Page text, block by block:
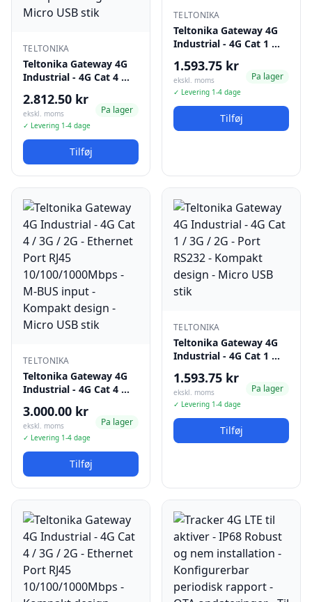
TELTONIKA
Teltonika Gateway 4G
Industrial - 4G Cat 4 …
2.812.50 kr
ekskl. moms
✓ Levering 1-4 dage
Pa lager
Tilføj
TELTONIKA
Teltonika Gateway 4G
Industrial - 4G Cat 1 …
1.593.75 kr
ekskl. moms
✓ Levering 1-4 dage
Pa lager
Tilføj
TELTONIKA
Teltonika Gateway 4G
Industrial - 4G Cat 4 …
3.000.00 kr
ekskl. moms
✓ Levering 1-4 dage
Pa lager
Tilføj
TELTONIKA
Teltonika Gateway 4G
Industrial - 4G Cat 1 …
1.593.75 kr
ekskl. moms
✓ Levering 1-4 dage
Pa lager
Tilføj